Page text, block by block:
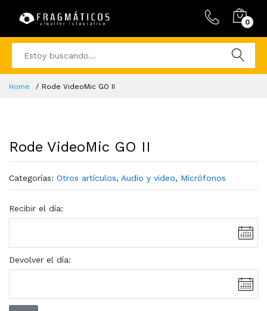
0
Home Rode VideoMic GO II
Rode VideoMic GO II
Categorías: Otros artículos, Audio y video, Micrófonos
Recibir el día:
Devolver el día: